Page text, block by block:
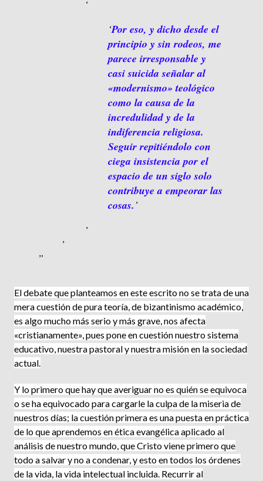
Por eso, y dicho desde el
principio y sin rodeos, me
parece irresponsa­ble y
casi suicida señalar al
«modernismo» teológico
como la causa de la
incredulidad y de la
indiferencia religiosa.
Seguir repitiéndolo con
ciega insistencia por el
espacio de un siglo solo
contribuye a empeorar las
cosas.
El debate que planteamos en este escrito no se trata de una
mera cuestión de pura teoría, de bizantinismo académico,
es algo mucho más serio y más grave, nos afecta
«cristianamente», pues pone en cuestión nuestro sistema
educativo, nuestra pastoral y nuestra misión en la sociedad
actual.
Y lo primero que hay que averiguar no es quién se equivoca
o se ha equivocado para cargarle la culpa de la miseria de
nuestros días; la cuestión primera es una puesta en práctica
de lo que aprendemos en ética evangélica aplicado al
análisis de nuestro mundo, que Cristo viene primero que
todo a salvar y no a condenar, y esto en todos los órdenes
de la vida, la vida intelectual incluida. Recurrir al